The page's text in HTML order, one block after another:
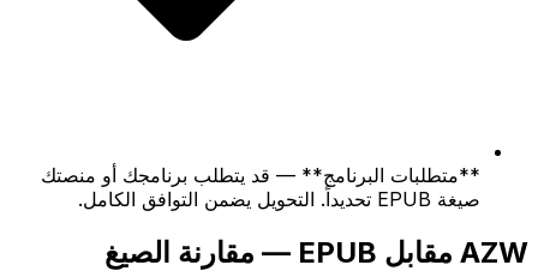
**متطلبات البرنامج** — قد يتطلب برنامجك أو منصتك
صيغة EPUB تحديداً. التحويل يضمن التوافق الكامل.
AZW مقابل EPUB — مقارنة الصيغ